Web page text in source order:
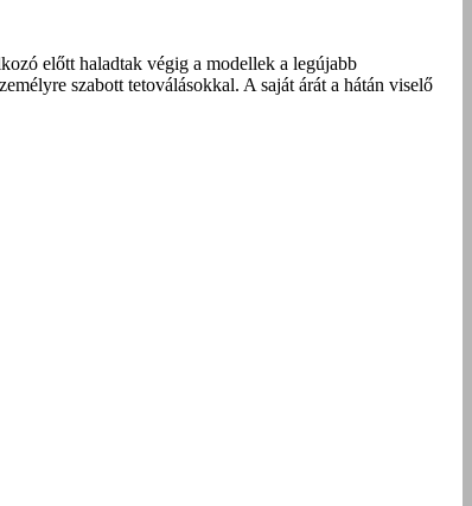
előtt haladtak végig a modellek a legújabb
szabott tetoválásokkal. A saját árát a hátán viselő